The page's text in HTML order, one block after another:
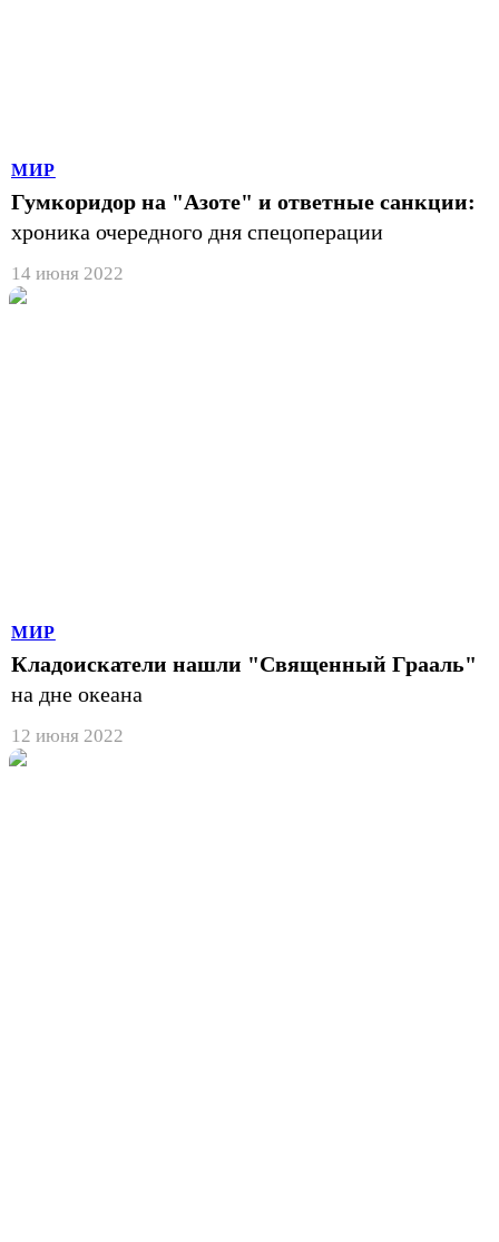
МИР
Гумкоридор на "Азоте" и ответные санкции:
хроника очередного дня спецоперации
14 июня 2022
МИР
Кладоискатели нашли "Священный Грааль"
на дне океана
12 июня 2022